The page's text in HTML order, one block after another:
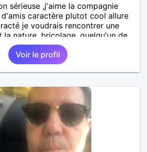
sérieuse ,j'aime la compagnie
caractère plutot cool allure
je voudrais rencontrer une
la nature ,bricolage ,quelqu'un de
à vos claviers mesdames
Voir le profil